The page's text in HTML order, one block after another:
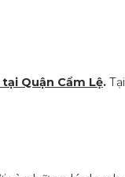
Quận Cẩm Lệ.